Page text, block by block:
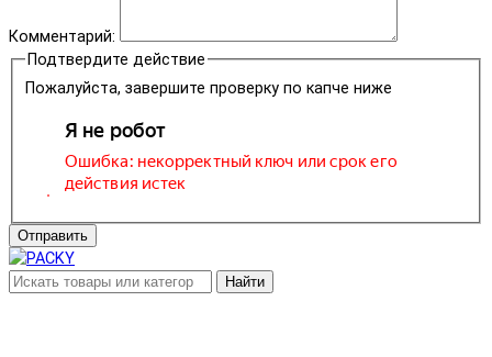
Комментарий:
Подтвердите действие
Пожалуйста, завершите проверку по капче ниже
Отправить
Найти